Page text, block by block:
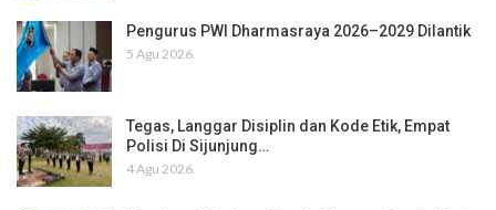
Pengurus PWI Dharmasraya 2026–2029 Dilantik
5 Agu 2026
Tegas, Langgar Disiplin dan Kode Etik, Empat
Polisi Di Sijunjung…
4 Agu 2026